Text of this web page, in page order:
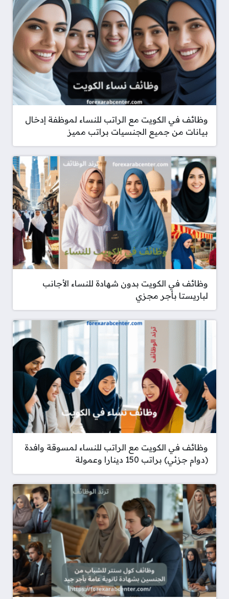
وظائف في الكويت مع الراتب للنساء لموظفة إدخال
بيانات من جميع الجنسيات براتب مميز
وظائف في الكويت بدون شهادة للنساء الأجانب
لباريستا بأجر مجزي
وظائف في الكويت مع الراتب للنساء لمسوقة وافدة
(دوام جزئي) براتب 150 دينارا وعمولة